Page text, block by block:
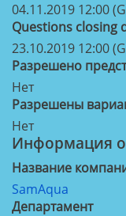
04.11.2019 12:00
Questions closing
23.10.2019 12:00
Разрешено
Нет
Разрешены
Нет
Информация о
Название
SamAqua
Департамент